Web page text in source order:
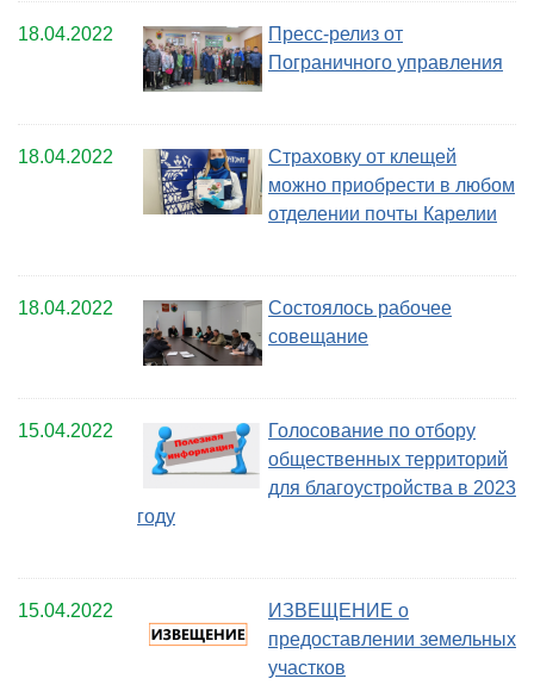
18.04.2022
Пресс-релиз от
Пограничного управления
18.04.2022
Страховку от клещей
можно приобрести в любом
отделении почты Карелии
18.04.2022
Состоялось рабочее
совещание
15.04.2022
Голосование по отбору
общественных территорий
для благоустройства в 2023
году
15.04.2022
ИЗВЕЩЕНИЕ о
предоставлении земельных
участков